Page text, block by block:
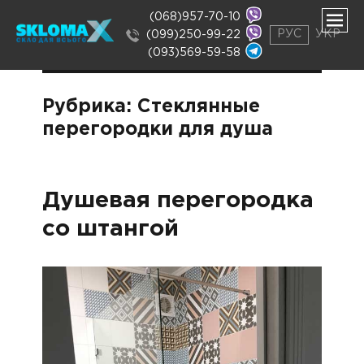
(068)957-70-10
(099)250-99-22
(093)569-59-58
РУС УКР
Рубрика: Стеклянные
перегородки для душа
Душевая перегородка
со штангой